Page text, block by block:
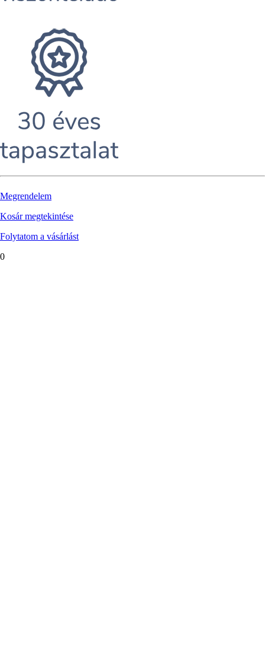
Megrendelem
Kosár megtekintése
Folytatom a vásárlást
0